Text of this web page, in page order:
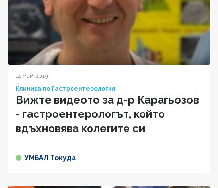
14 май 2019
Клиника по Гастроентерология
Вижте видеото за д-р Карагьозов
- гастроентерологът, който
вдъхновява колегите си
УМБАЛ Токуда